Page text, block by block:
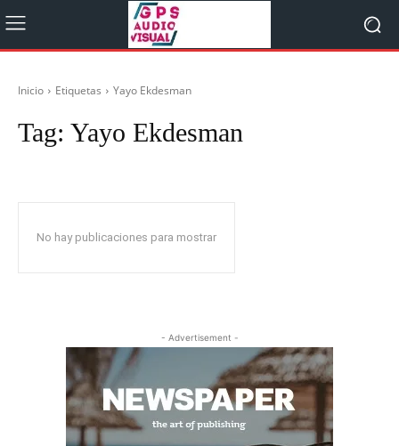
Inicio Etiquetas Yayo Ekdesman
Tag: Yayo Ekdesman
No hay publicaciones para mostrar
- Advertisement -